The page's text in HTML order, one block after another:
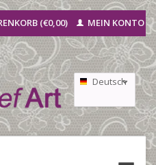
(€0,00) MEIN KONTO
Deutsch
Nederlands